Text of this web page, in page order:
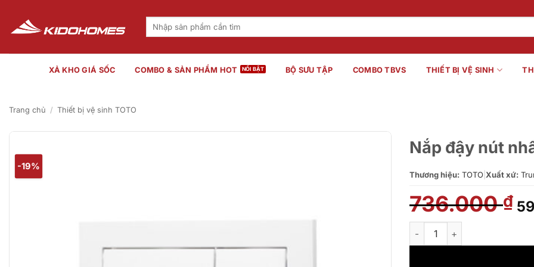
nội
dung
Tìm
XẢ KHO GIÁ SỐC COMBO & SẢN PHẨM HOT BỘ SƯU TẬP COMBO TBVS THIẾT BỊ VỆ SINH
Trang chủ / Thiết bị vệ sinh TOTO
-19%
Nắp đậy nút
Thương hiệu: TOTO Xuất xứ:
736.000₫
Nắp đậy nút nhấn xả TOTO